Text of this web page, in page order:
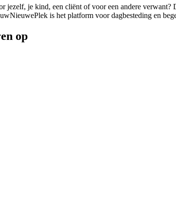
jezelf, je kind, een cliënt of voor een andere
is het platform voor dagbesteding en
op